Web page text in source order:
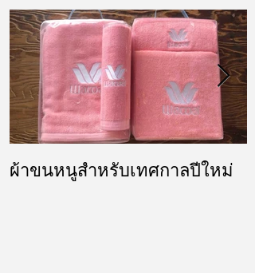
ผ้าขนหนูสำหรับเทศกาลปีใหม่